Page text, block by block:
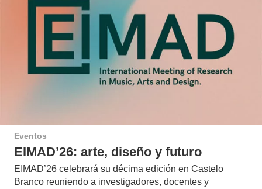
Eventos
EIMAD’26: arte, diseño y futuro
EIMAD’26 celebrará su décima edición en Castelo
Branco reuniendo a investigadores, docentes y